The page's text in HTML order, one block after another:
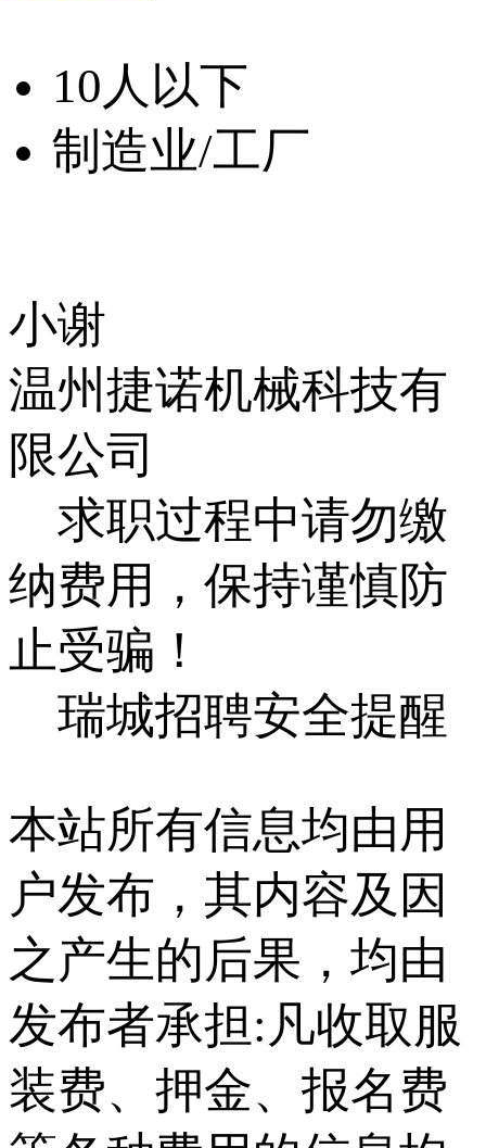
10人以下
制造业/工厂
小谢
温州捷诺机械科技有
限公司
求职过程中请勿缴
纳费用，保持谨慎防
止受骗！
瑞城招聘安全提醒
本站所有信息均由用
户发布，其内容及因
之产生的后果，均由
发布者承担:凡收取服
装费、押金、报名费